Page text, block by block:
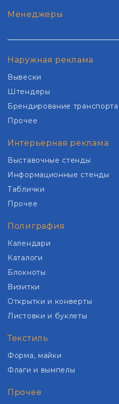
Наружная реклама
Вывески
Штендеры
Брендирование транспорта
Прочее
Интерьерная реклама
Выставочные стенды
Информационные стенды
Таблички
Прочее
Полиграфия
Календари
Каталоги
Блокноты
Визитки
Открытки и конверты
Листовки и буклеты
Текстиль
Форма, майки
Флаги и вымпелы
Прочее
Менеджеры